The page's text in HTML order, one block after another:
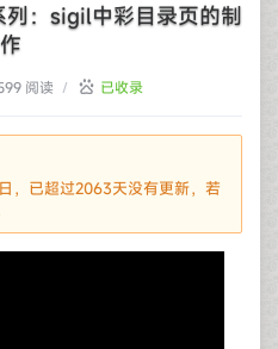
：sigil中彩目录页的制
作
阅读 / 已收录
，已超过2063天没有更新，若